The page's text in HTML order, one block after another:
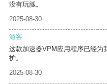
没有玩腻。
2025-08-30
游客
这款加速器VPM应用程序已经为
护。
2025-08-30